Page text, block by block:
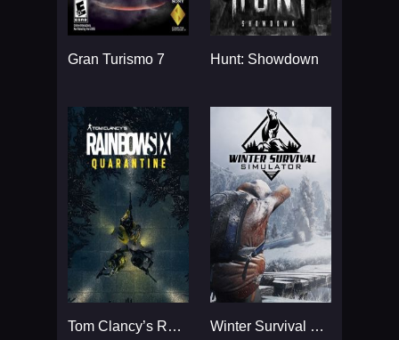
Gran Turismo 7 Hunt: Showdown
Tom Clancy’s Rainbow Six Winter Survival Simulator